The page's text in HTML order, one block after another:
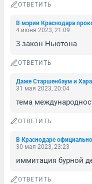
ОТВЕТИТЬ
4 июня 2023, 21:09
3 закон Ньютона
ОТВЕТИТЬ
31 мая 2023, 20:04
тема
ОТВЕТИТЬ
30 мая 2023, 23:23
иммитация бурной
ОТВЕТИТЬ